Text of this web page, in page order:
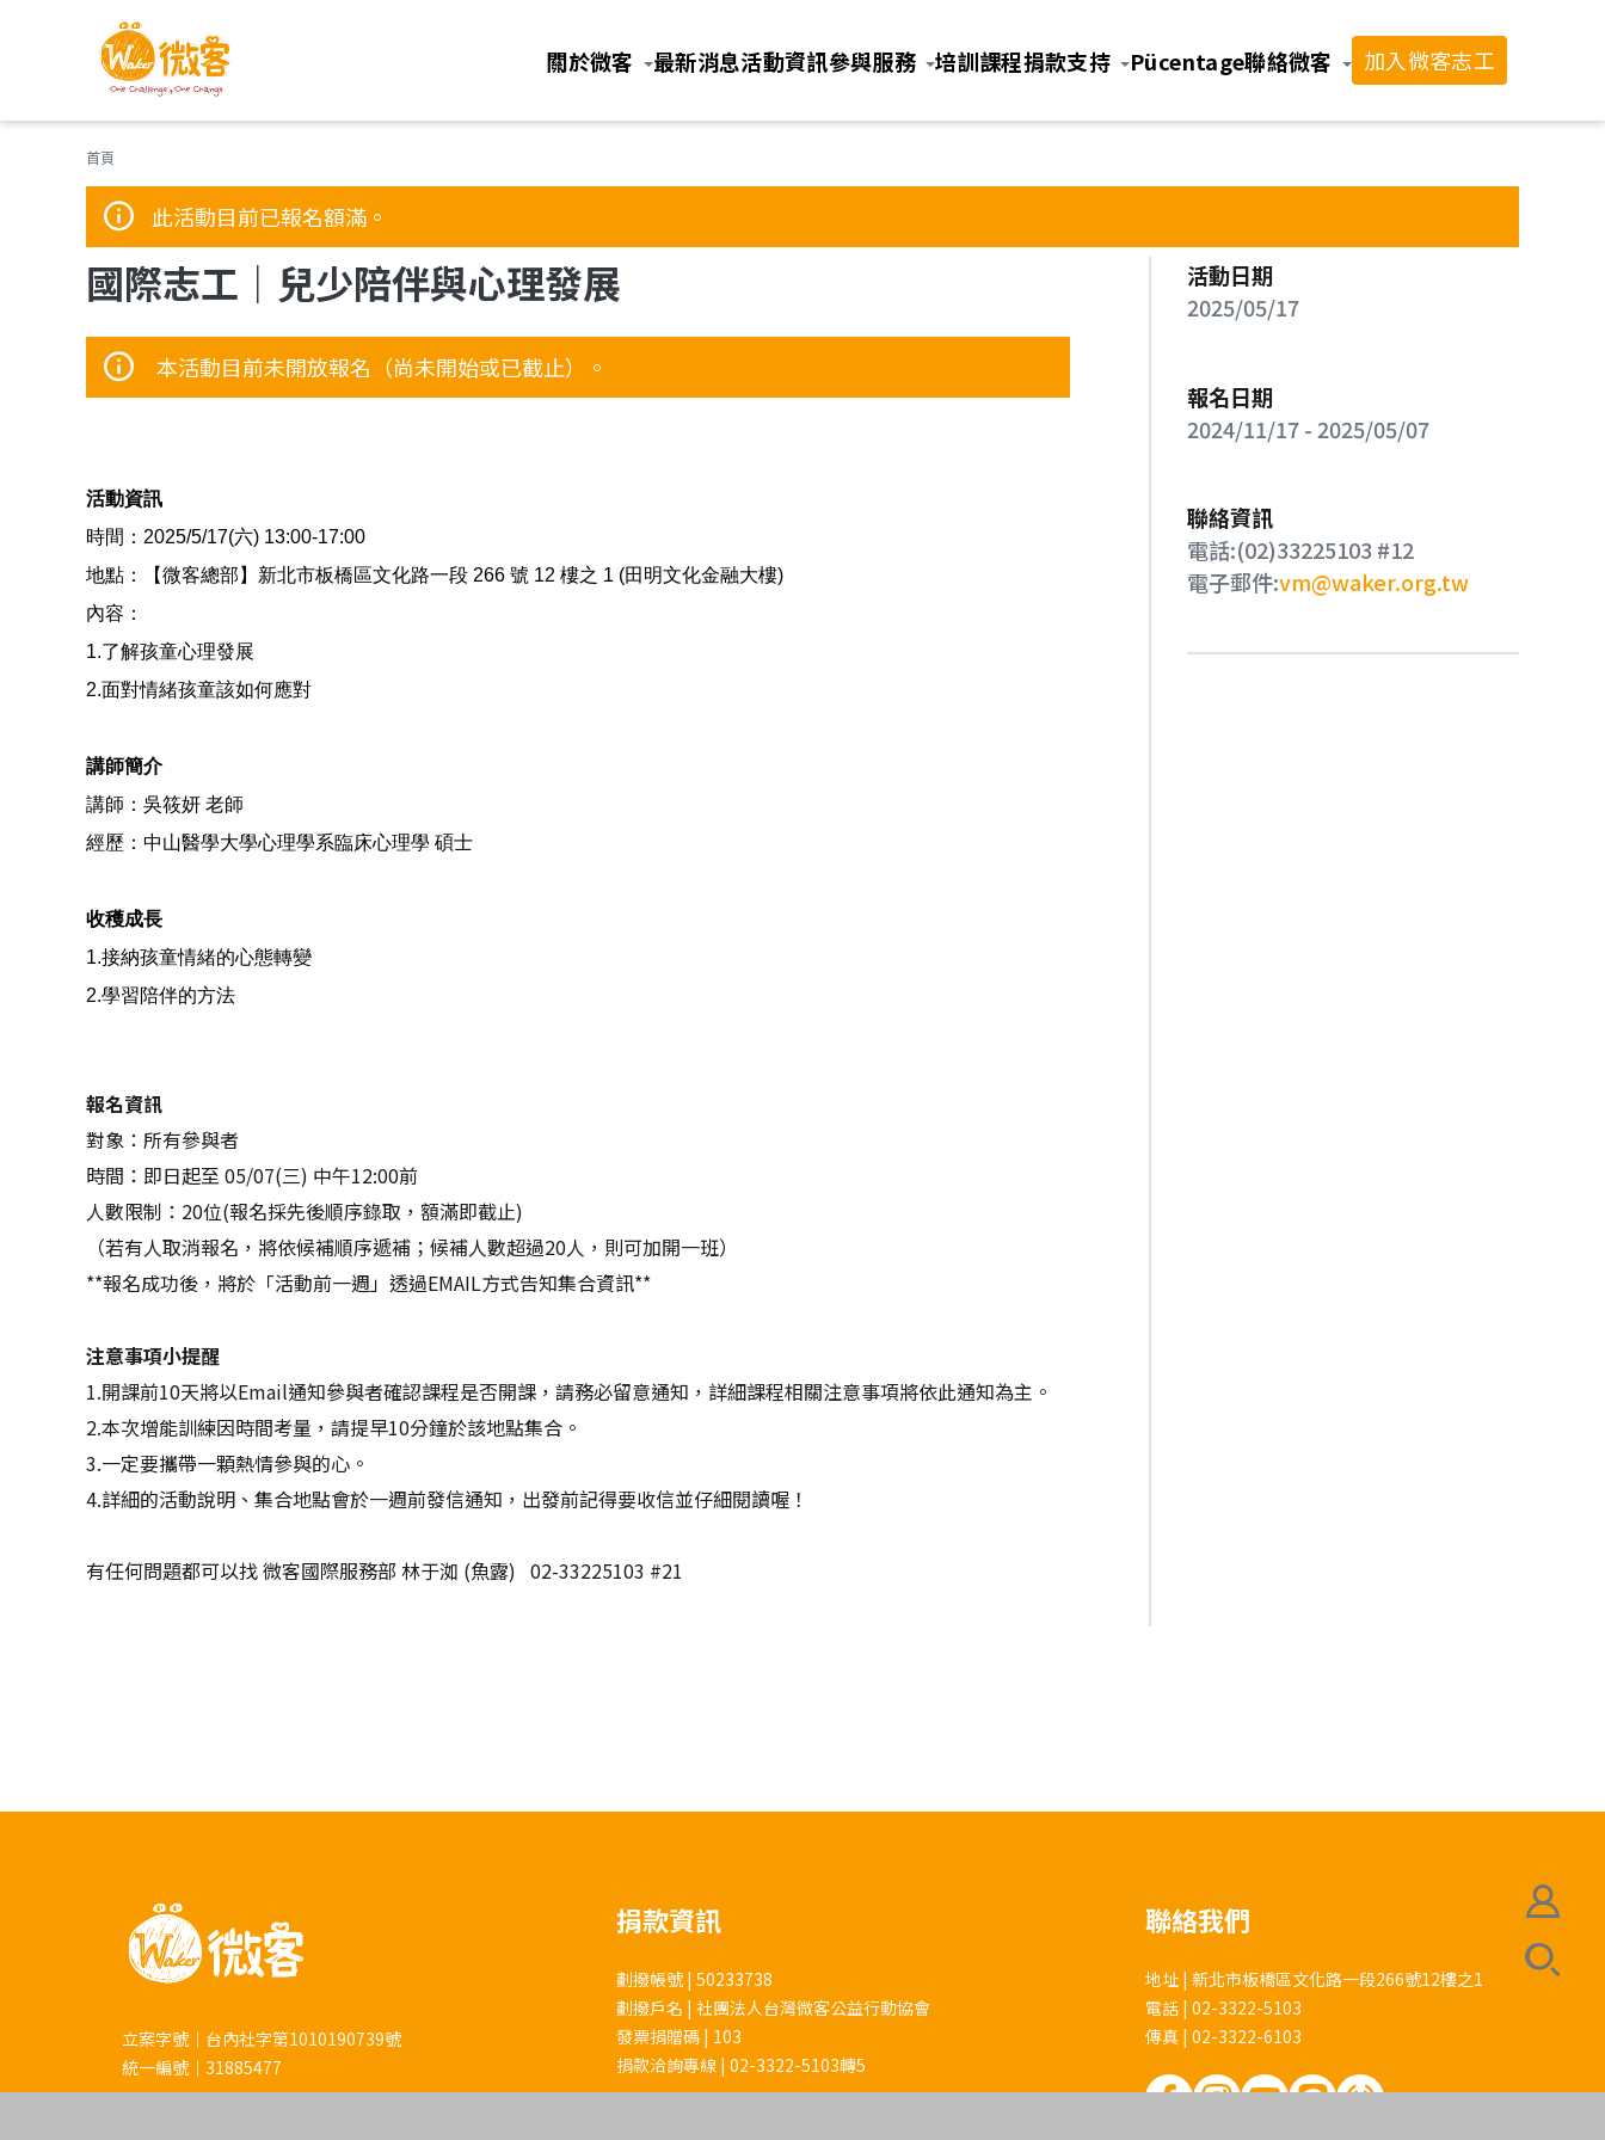
關於微客
最新消息活動資訊參與服務 培訓課程捐款支持 Pücentage聯絡微客 加入微客志工
您在這裡
首頁
此活動目前已報名額滿。
國際志工｜兒少陪伴與心理發展
本活動目前未開放報名（尚未開始或已截止）。
活動日期
2025/05/17
報名日期
2024/11/17- 2025/05/07
聯絡資訊
電話:(02)33225103 #12
電子郵件:vm@waker.org.tw
活動資訊
時間：2025/5/17(六) 13:00-17:00
地點：【微客總部】新北市板橋區文化路一段 266 號 12 樓之 1 (田明文化金融大樓)
內容：
1.了解孩童心理發展
2.面對情緒孩童該如何應對
講師簡介
講師：吳筱妍 老師
經歷：中山醫學大學心理學系臨床心理學 碩士
收穫成長
1.接納孩童情緒的心態轉變
2.學習陪伴的方法
報名資訊
對象：所有參與者
時間：即日起至 05/07(三) 中午12:00前
人數限制：20位(報名採先後順序錄取，額滿即截止)
（若有人取消報名，將依候補順序遞補；候補人數超過20人，則可加開一班）
**報名成功後，將於「活動前一週」透過EMAIL方式告知集合資訊**
注意事項小提醒
1.開課前10天將以Email通知參與者確認課程是否開課， 請務必留意通知，詳細課程相關注意事項將依此通知為主。
2.本次增能訓練因時間考量，請提早10分鐘於該地點集合。
3.一定要攜帶一顆熱情參與的心。
4.詳細的活動說明、集合地點會於一週前發信通知，出發前記得要收信並仔細閱讀喔！
有任何問題都可以找 微客國際服務部 林于洳 (魚露) 02-33225103 #21
立案字號｜台內社字第1010190739號
統一編號｜31885477
捐款資訊
劃撥帳號 | 50233738
劃撥戶名 | 社團法人台灣微客公益行動協會
發票捐贈碼 | 103
捐款洽詢專線 | 02-3322-5103轉5
聯絡我們
地址 | 新北市板橋區文化路一段266號12樓之1
電話 | 02-3322-5103
傳真 | 02-3322-6103